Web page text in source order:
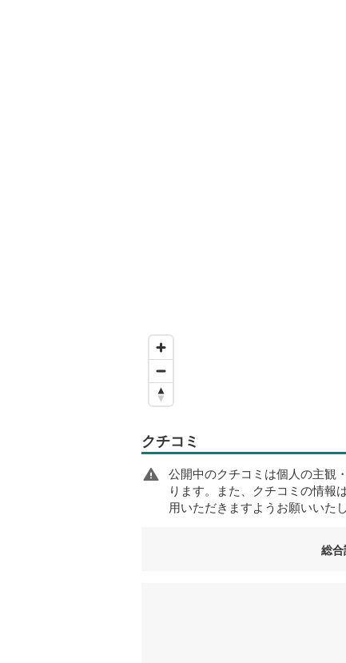
クチコミ
公開中のクチコミは個人の主観
ります。また、クチコミの情報
用いただきますようお願いいたし
総